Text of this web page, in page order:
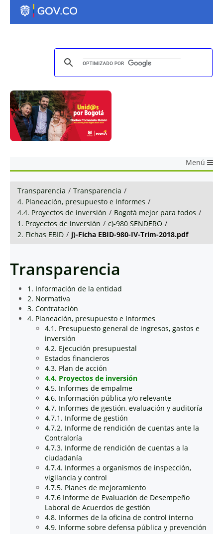
Menú
Transparencia / Transparencia /
4. Planeación, presupuesto e Informes /
4.4. Proyectos de inversión / Bogotá mejor para todos /
1. Proyectos de inversión / c)-980 SENDERO /
2. Fichas EBID / j)-Ficha EBID-980-IV-Trim-2018.pdf
Transparencia
1. Información de la entidad
2. Normativa
3. Contratación
4. Planeación, presupuesto e Informes
4.1. Presupuesto general de ingresos, gastos e
inversión
4.2. Ejecución presupuestal
Estados financieros
4.3. Plan de acción
4.4. Proyectos de inversión
4.5. Informes de empalme
4.6. Información pública y/o relevante
4.7. Informes de gestión, evaluación y auditoría
4.7.1. Informe de gestión
4.7.2. Informe de rendición de cuentas ante la
Contraloría
4.7.3. Informe de rendición de cuentas a la
ciudadanía
4.7.4. Informes a organismos de inspección,
vigilancia y control
4.7.5. Planes de mejoramiento
4.7.6 Informe de Evaluación de Desempeño
Laboral de Acuerdos de gestión
4.8. Informes de la oficina de control interno
4.9. Informe sobre defensa pública y prevención